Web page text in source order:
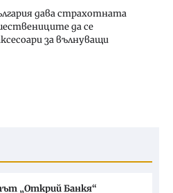
дава страхотната
да се
за вълнуващи
„Открий Банкя“